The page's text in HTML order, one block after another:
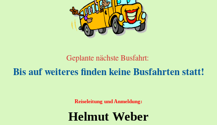
Geplante nächste Busfahrt:
Bis auf weiteres finden keine Busfahrten statt!
Reiseleitung und Anmeldung:
Helmut Weber